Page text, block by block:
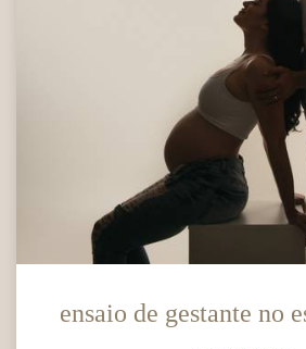
ensaio de gestante no